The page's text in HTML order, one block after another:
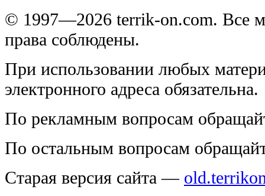
© 1997—2026 terrik-on.com. Все
права соблюдены.
При использовании любых
электронного адреса обязательна.
По рекламным вопросам
По остальным вопросам
Старая версия сайта —